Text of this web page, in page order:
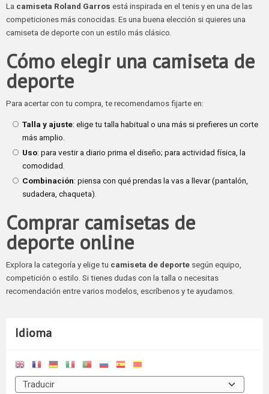
Idioma
La camiseta Roland Garros está inspirada en el tenis y en una de las
competiciones más conocidas. Es una buena elección si quieres una
camiseta de deporte con un estilo más clásico.
Cómo elegir una camiseta de
deporte
Para acertar con tu compra, te recomendamos fijarte en:
Talla y ajuste: elige tu talla habitual o una más si prefieres un corte
más amplio.
Uso: para vestir a diario prima el diseño; para actividad física, la
comodidad.
Combinación: piensa con qué prendas la vas a llevar (pantalón,
sudadera, chaqueta).
Comprar camisetas de
deporte online
Explora la categoría y elige tu camiseta de deporte según equipo,
competición o estilo. Si tienes dudas con la talla o necesitas
recomendación entre varios modelos, escríbenos y te ayudamos.